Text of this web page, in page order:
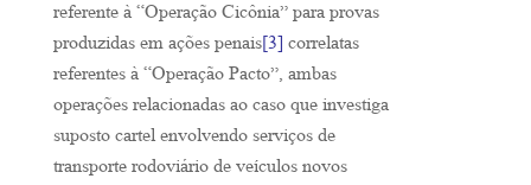
referente à “Operação Cicônia” para provas
produzidas em ações penais[3] correlatas
referentes à “Operação Pacto”, ambas
operações relacionadas ao caso que investiga
suposto cartel envolvendo serviços de
transporte rodoviário de veículos novos